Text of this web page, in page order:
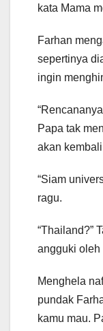
kata Mama
Farhan
sepertinya
ingin
Papa tak
akan
“Siam
ragu.
“Thailand?”
angguki oleh
Menghela
pundak
kamu mau.